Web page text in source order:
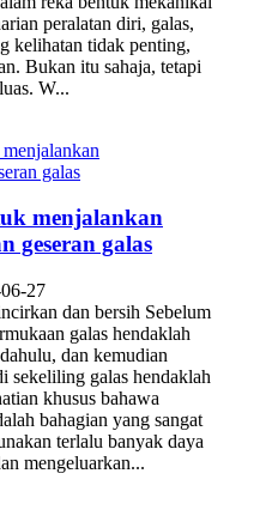
peralatan diri, galas,
kelihatan tidak penting,
Bukan itu sahaja, tetapi
W...
menjalankan
geseran galas
27
dan bersih Sebelum
galas hendaklah
dan kemudian
sekeliling galas hendaklah
khusus bahawa
bahagian yang sangat
terlalu banyak daya
mengeluarkan...